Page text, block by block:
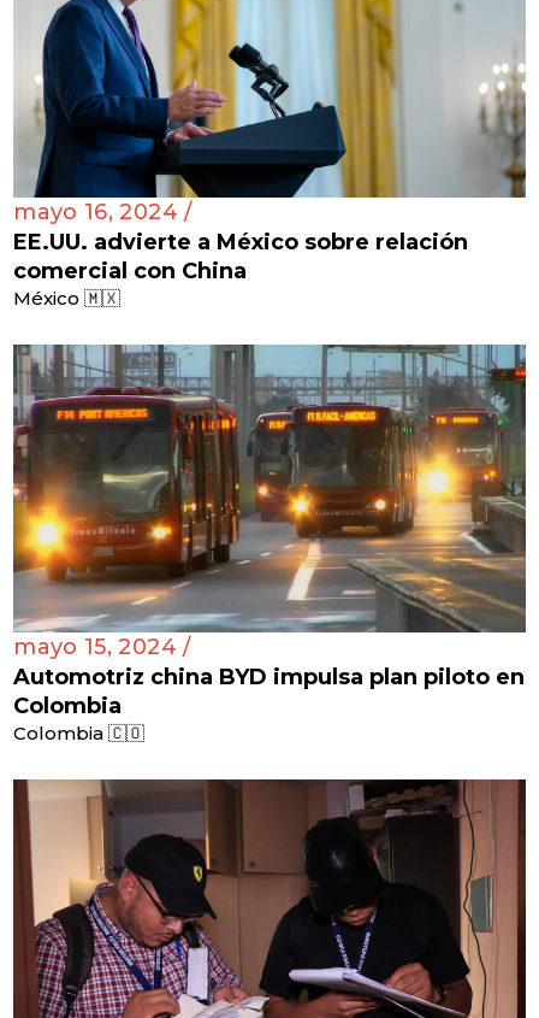
mayo 16, 2024 /
EE.UU. advierte a México sobre relación
comercial con China
México 🇲🇽
mayo 15, 2024 /
Automotriz china BYD impulsa plan piloto en
Colombia
Colombia 🇨🇴